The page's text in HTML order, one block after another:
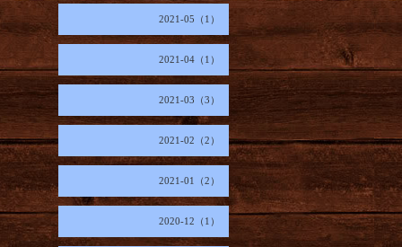
2021-05（1）
2021-04（1）
2021-03（3）
2021-02（2）
2021-01（2）
2020-12（1）